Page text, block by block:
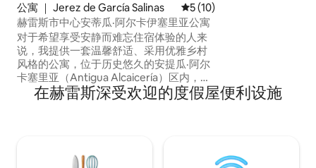
公寓 ｜ Jerez de García Salinas 平均评分 5 分（满分 5 分）
5 (10)
赫雷斯市中心安蒂瓜·阿尔卡伊塞里亚公寓
对于希望享受安静而难忘住宿体验的人来
说，我提供一套温馨舒适、采用优雅乡村
风格的公寓，位于历史悠久的安提瓜·阿尔
卡塞里亚（Antigua Alcaicería）区内，距
离主花园仅半个街区。 这个房源融合了传
统建筑的魅力和现代化便利设施，营造出
在赫雷斯深受欢迎的度假屋便利设施